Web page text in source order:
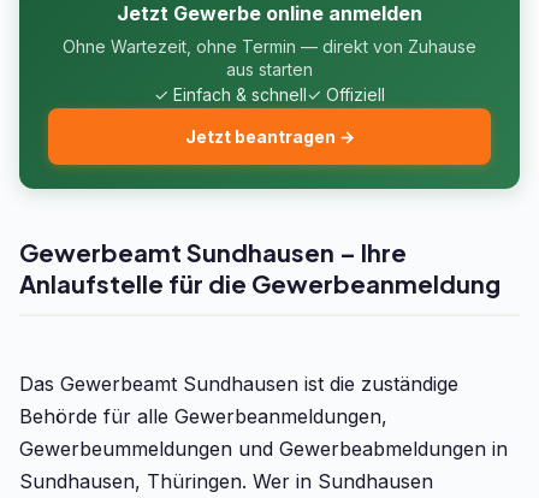
Jetzt Gewerbe online anmelden
Ohne Wartezeit, ohne Termin — direkt von Zuhause
aus starten
✓ Einfach & schnell✓ Offiziell
Jetzt beantragen →
Gewerbeamt Sundhausen – Ihre
Anlaufstelle für die Gewerbeanmeldung
Das Gewerbeamt Sundhausen ist die zuständige
Behörde für alle Gewerbeanmeldungen,
Gewerbeummeldungen und Gewerbeabmeldungen in
Sundhausen, Thüringen. Wer in Sundhausen